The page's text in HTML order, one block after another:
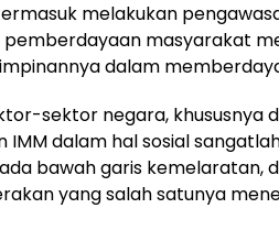
melakukan
masyarakat
dalam
sektor negara, khususnya
IMM dalam hal sosial
bawah garis kemelaratan,
yang salah satunya